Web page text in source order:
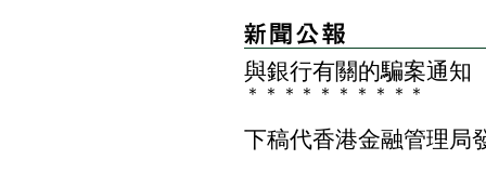
與銀行有關的騙案通知
＊ ＊ ＊ ＊ ＊ ＊ ＊ ＊ ＊ ＊
下稿代香港金融管理局